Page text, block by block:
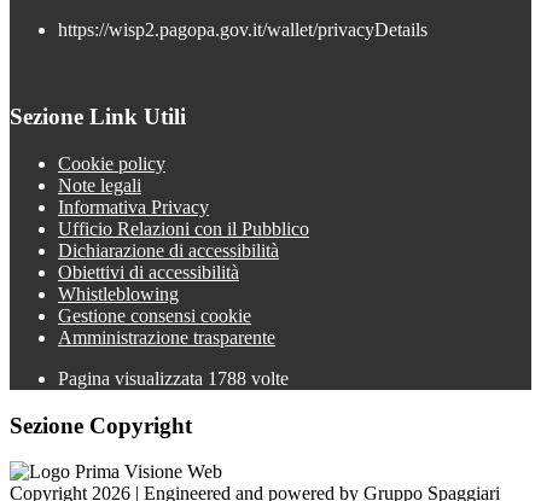
https://wisp2.pagopa.gov.it/wallet/privacyDetails
Sezione Link Utili
Cookie policy
Note legali
Informativa Privacy
Ufficio Relazioni con il Pubblico
Dichiarazione di accessibilità
Obiettivi di accessibilità
Whistleblowing
Gestione consensi cookie
Amministrazione trasparente
Pagina visualizzata 1788 volte
Sezione Copyright
Copyright 2026 | Engineered and powered by Gruppo Spaggiari